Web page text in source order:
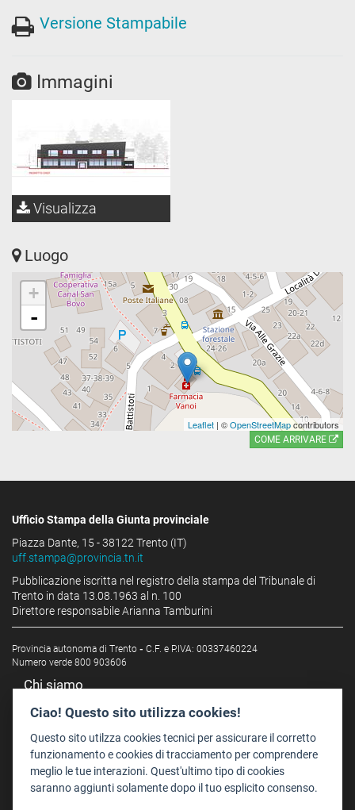
Versione Stampabile
Immagini
Visualizza
Luogo
+
-
Leaflet | ©OpenStreetMapcontributors
COME ARRIVARE
Ufficio Stampa della Giunta provinciale
Piazza Dante, 15 - 38122 Trento (IT)
uff.stampa@provincia.tn.it
Pubblicazione iscritta nel registro della stampa del Tribunale di
Trento in data 13.08.1963 al n. 100
Direttore responsabile Arianna Tamburini
Provincia autonoma di Trento - C.F. e P.IVA: 00337460224
Numero verde 800 903606
Chi siamo
Redazione
Staff
Format - Centro Audiovisivi
Trentino Film Commission
Ciao! Questo sito utilizza cookies!
Questo sito utilzza cookies tecnici per assicurare il corretto
funzionamento e cookies di tracciamento per comprendere
meglio le tue interazioni. Quest'ultimo tipo di cookies
saranno aggiunti solamente dopo il tuo esplicito consenso.